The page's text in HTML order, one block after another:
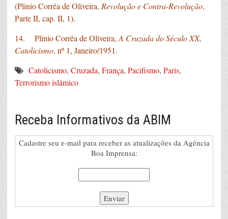
(Plinio Corrêa de Oliveira, Revolução e Contra-Revolução,
Parte II, cap. II, 1).
14. Plinio Corrêa de Oliveira, A Cruzada do Século XX,
Catolicismo, nº 1, Janeiro/1951.
Catolicismo, Cruzada, França, Pacifismo, Paris,
Terrorismo islâmico
Receba Informativos da ABIM
Cadastre seu e-mail para receber as atualizações da Agência
Boa Imprensa: